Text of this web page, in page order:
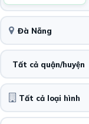
Đà Nẵng
Tất cả quận/huyện